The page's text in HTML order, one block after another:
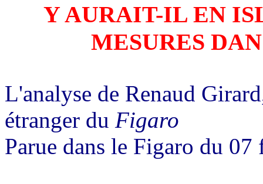
Y AURAIT-IL EN
MESURES
L'analyse de Renaud
étranger du Figaro
Parue dans le Figaro du